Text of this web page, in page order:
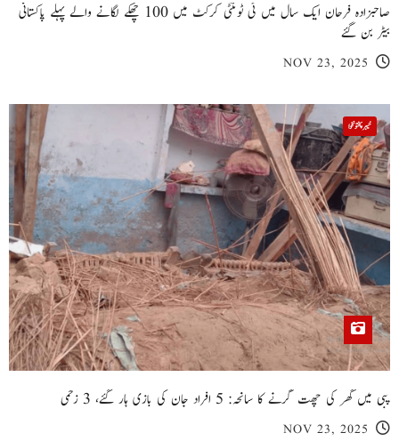
صاحبزادہ فرحان ایک سال میں ٹی ٹوئنٹی کرکٹ میں 100 چھکے لگانے والے پہلے پاکستانی
بیٹر بن گئے
NOV 23, 2025
خیبر پختونخوا
پبی میں گھر کی چھت گرنے کا سانحہ: 5 افراد جان کی بازی ہار گئے، 3 زخمی
NOV 23, 2025